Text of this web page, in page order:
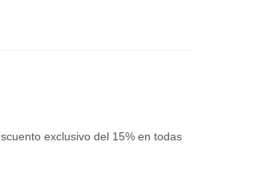
exclusivo del 15% en todas